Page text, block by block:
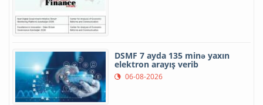
DSMF 7 ayda 135 minə yaxın
elektron arayış verib
06-08-2026